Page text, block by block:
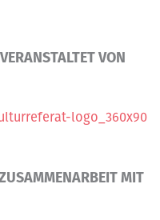
VERANSTALTET VON
MIT